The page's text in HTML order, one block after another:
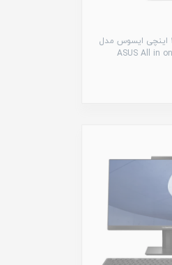
کامپیوتر همه کاره ۲4 اینچی ایسوس مدل
ASUS All in